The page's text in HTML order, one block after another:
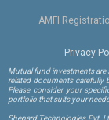
AMFI
Privacy
Mutual fund investments are
related documents carefully
Please consider your
portfolio that suits your